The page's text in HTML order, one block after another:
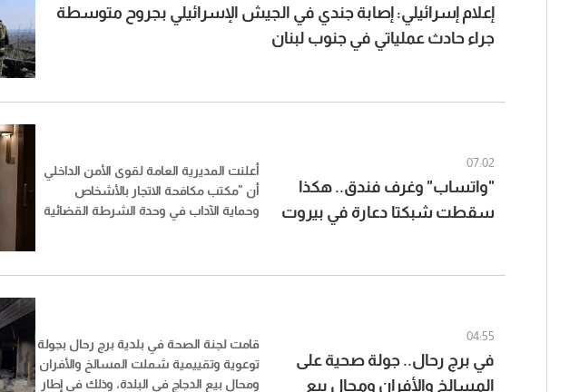
إعلام إسرائيلي: إصابة جندي في الجيش الإسرائيلي بجروح متوسطة
جراء حادث عملياتي في جنوب لبنان
07:02
"واتساب" وغرف فندق.. هكذا
سقطت شبكتا دعارة في بيروت
أعلنت المديرية العامة لقوى الأمن الداخلي
أن "مكتب مكافحة الاتجار بالأشخاص
وحماية الآداب في وحدة الشرطة القضائية
04:55
في برج رحال.. جولة صحية على
المسالخ والأفران ومحال بيع
قامت لجنة الصحة في بلدية برج رحال بجولة
توعوية وتقييمية شملت المسالخ والأفران
ومحال بيع الدجاج في البلدة، وذلك في إطار